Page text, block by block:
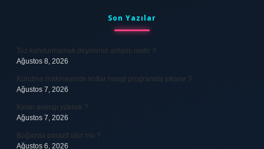
Son Yazılar
Toz kondurmamak deyiminin anlamı nedir ?
Ağustos 8, 2026
Kurutma makinesinde kotlar hangi programda yıkanır ?
Ağustos 7, 2026
Kimin averajı yüksek ?
Ağustos 7, 2026
Boğazda parazit olur mu ?
Ağustos 6, 2026